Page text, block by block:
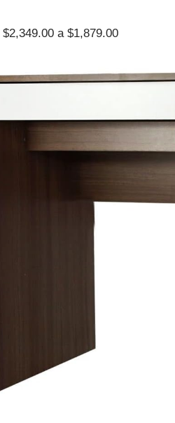
a $1,879.00